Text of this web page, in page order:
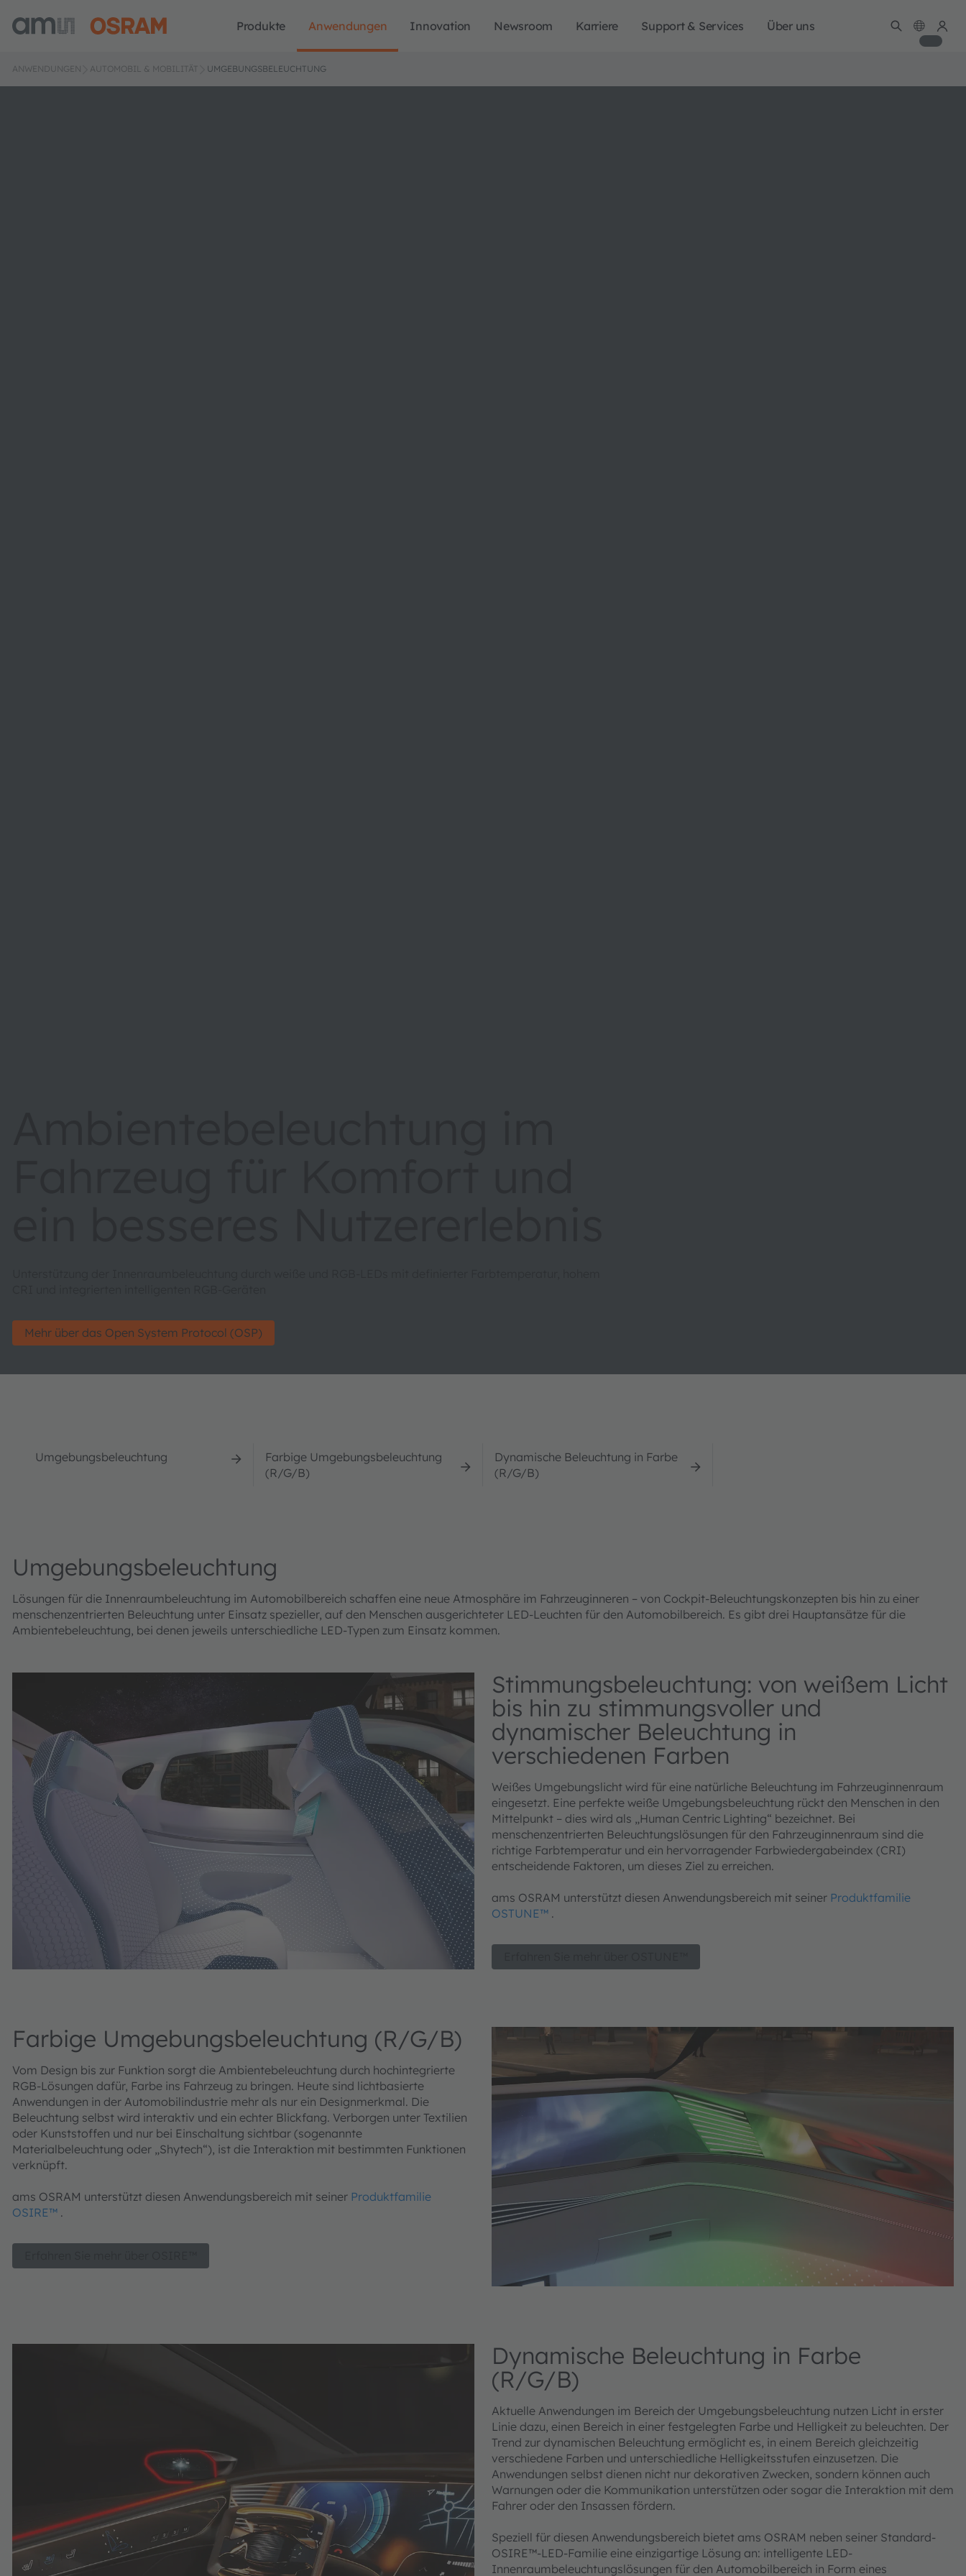
Produkte Anwendungen Innovation Newsroom Karriere Support & Services Über uns
ANWENDUNGEN AUTOMOBIL & MOBILITÄT UMGEBUNGSBELEUCHTUNG
Mehr über das Open System Protocol (OSP)
Umgebungsbeleuchtung
Farbige Umgebungsbeleuchtung
(R/G/B)
Dynamische Beleuchtung in Farbe
(R/G/B)
Umgebungsbeleuchtung
Lösungen für die Innenraumbeleuchtung im Automobilbereich schaffen eine neue Atmosphäre im Fahrzeuginneren – von Cockpit-Beleuchtungskonzepten bis hin zu einer
menschenzentrierten Beleuchtung unter Einsatz spezieller, auf den Menschen ausgerichteter LED-Leuchten für den Automobilbereich. Es gibt drei Hauptansätze für die
Ambientebeleuchtung, bei denen jeweils unterschiedliche LED-Typen zum Einsatz kommen.
Stimmungsbeleuchtung: von weißem Licht
bis hin zu stimmungsvoller und
dynamischer Beleuchtung in
verschiedenen Farben
Weißes Umgebungslicht wird für eine natürliche Beleuchtung im Fahrzeuginnenraum
eingesetzt. Eine perfekte weiße Umgebungsbeleuchtung rückt den Menschen in den
Mittelpunkt – dies wird als „Human Centric Lighting“ bezeichnet. Bei
menschenzentrierten Beleuchtungslösungen für den Fahrzeuginnenraum sind die
richtige Farbtemperatur und ein hervorragender Farbwiedergabeindex (CRI)
entscheidende Faktoren, um dieses Ziel zu erreichen.
ams OSRAM unterstützt diesen Anwendungsbereich mit seiner Produktfamilie
OSTUNE™ .
Farbige Umgebungsbeleuchtung (R/G/B)
Vom Design bis zur Funktion sorgt die Ambientebeleuchtung durch hochintegrierte
RGB-Lösungen dafür, Farbe ins Fahrzeug zu bringen. Heute sind lichtbasierte
Anwendungen in der Automobilindustrie mehr als nur ein Designmerkmal. Die
Beleuchtung selbst wird interaktiv und ein echter Blickfang. Verborgen unter Textilien
oder Kunststoffen und nur bei Einschaltung sichtbar (sogenannte
Materialbeleuchtung oder „Shytech“), ist die Interaktion mit bestimmten Funktionen
verknüpft.
ams OSRAM unterstützt diesen Anwendungsbereich mit seiner Produktfamilie
OSIRE™ .
Dynamische Beleuchtung in Farbe
(R/G/B)
Aktuelle Anwendungen im Bereich der Umgebungsbeleuchtung nutzen Licht in erster
Linie dazu, einen Bereich in einer festgelegten Farbe und Helligkeit zu beleuchten. Der
Trend zur dynamischen Beleuchtung ermöglicht es, in einem Bereich gleichzeitig
verschiedene Farben und unterschiedliche Helligkeitsstufen einzusetzen. Die
Anwendungen selbst dienen nicht nur dekorativen Zwecken, sondern können auch
Warnungen oder die Kommunikation unterstützen oder sogar die Interaktion mit dem
Fahrer oder den Insassen fördern.
Speziell für diesen Anwendungsbereich bietet ams OSRAM neben seiner Standard-
OSIRE™-LED-Familie eine einzigartige Lösung an: intelligente LED-
Innenraumbeleuchtungslösungen für den Automobilbereich in Form eines